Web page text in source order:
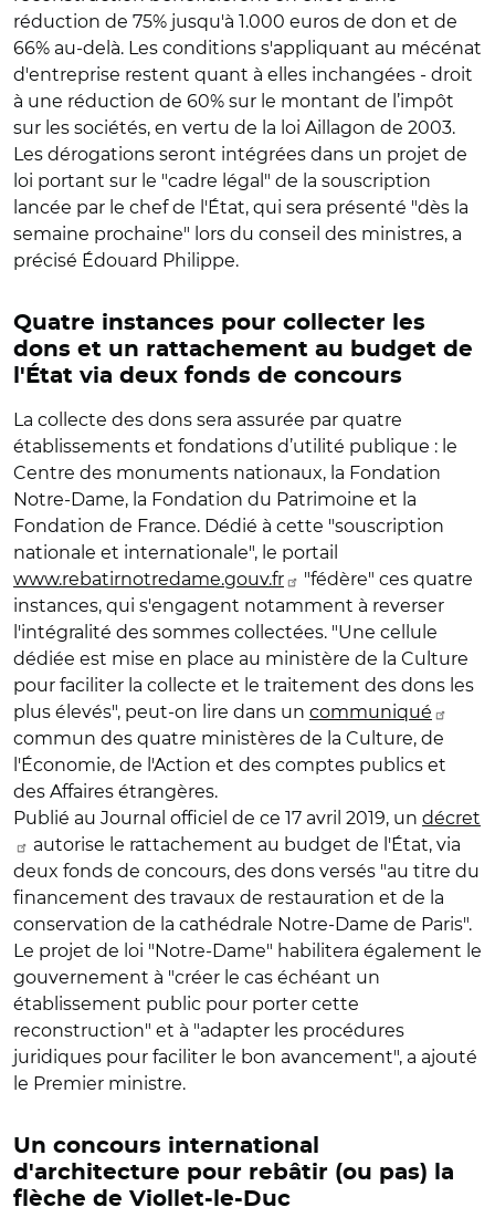
réduction de 75% jusqu'à 1.000 euros de don et de
66% au-delà. Les conditions s'appliquant au mécénat
d'entreprise restent quant à elles inchangées - droit
à une réduction de 60% sur le montant de l’impôt
sur les sociétés, en vertu de la loi Aillagon de 2003.
Les dérogations seront intégrées dans un projet de
loi portant sur le "cadre légal" de la souscription
lancée par le chef de l'État, qui sera présenté "dès la
semaine prochaine" lors du conseil des ministres, a
précisé Édouard Philippe.
Quatre instances pour collecter les
dons et un rattachement au budget de
l'État via deux fonds de concours
La collecte des dons sera assurée par quatre
établissements et fondations d’utilité publique : le
Centre des monuments nationaux, la Fondation
Notre-Dame, la Fondation du Patrimoine et la
Fondation de France. Dédié à cette "souscription
nationale et internationale", le portail
www.rebatirnotredame.gouv.fr
"fédère" ces quatre
instances, qui s'engagent notamment à reverser
l'intégralité des sommes collectées. "Une cellule
dédiée est mise en place au ministère de la Culture
pour faciliter la collecte et le traitement des dons les
plus élevés", peut-on lire dans un communiqué
commun des quatre ministères de la Culture, de
l'Économie, de l'Action et des comptes publics et
des Affaires étrangères.
Publié au Journal officiel de ce 17 avril 2019, un décret
autorise le rattachement au budget de l'État, via
deux fonds de concours, des dons versés "au titre du
financement des travaux de restauration et de la
conservation de la cathédrale Notre-Dame de Paris".
Le projet de loi "Notre-Dame" habilitera également le
gouvernement à "créer le cas échéant un
établissement public pour porter cette
reconstruction" et à "adapter les procédures
juridiques pour faciliter le bon avancement", a ajouté
le Premier ministre.
Un concours international
d'architecture pour rebâtir (ou pas) la
flèche de Viollet-le-Duc